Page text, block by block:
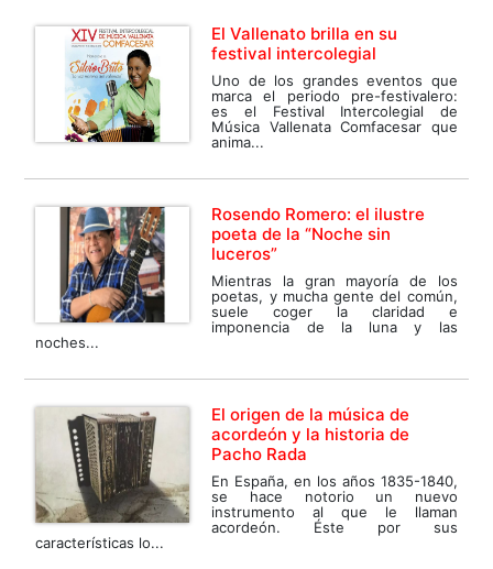
El Vallenato brilla en su
festival intercolegial
Uno de los grandes eventos que
marca el periodo pre-festivalero:
es el Festival Intercolegial de
Música Vallenata Comfacesar que
anima...
Rosendo Romero: el ilustre
poeta de la “Noche sin
luceros”
Mientras la gran mayoría de los
poetas, y mucha gente del común,
suele coger la claridad e
imponencia de la luna y las
noches...
El origen de la música de
acordeón y la historia de
Pacho Rada
En España, en los años 1835-1840,
se hace notorio un nuevo
instrumento al que le llaman
acordeón. Éste por sus
características lo...